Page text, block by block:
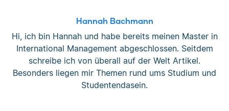
Hannah Bachmann
Hi, ich bin Hannah und habe bereits meinen Master in
International Management abgeschlossen. Seitdem
schreibe ich von überall auf der Welt Artikel.
Besonders liegen mir Themen rund ums Studium und
Studentendasein.